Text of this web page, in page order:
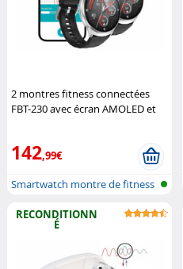
2 montres fitness connectées
FBT-230 avec écran AMOLED et
142,99€
Smartwatch montre de fitness
RECONDITIONN
É